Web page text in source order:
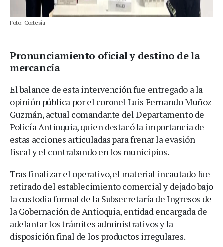
Foto: Cortesía
Pronunciamiento oficial y destino de la
mercancía
El balance de esta intervención fue entregado a la
opinión pública por el coronel Luis Fernando Muñoz
Guzmán, actual comandante del Departamento de
Policía Antioquia, quien destacó la importancia de
estas acciones articuladas para frenar la evasión
fiscal y el contrabando en los municipios.
Tras finalizar el operativo, el material incautado fue
retirado del establecimiento comercial y dejado bajo
la custodia formal de la Subsecretaría de Ingresos de
la Gobernación de Antioquia, entidad encargada de
adelantar los trámites administrativos y la
disposición final de los productos irregulares.